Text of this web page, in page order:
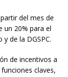
del mes de
un 20% para el
de la DGSPC.
de incentivos a
claves,